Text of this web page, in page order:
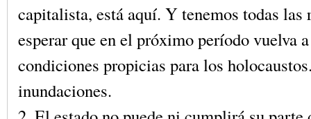
capitalista, está aquí. Y tenemos todas las
esperar que en el próximo período vuelva
condiciones propicias para los
inundaciones.